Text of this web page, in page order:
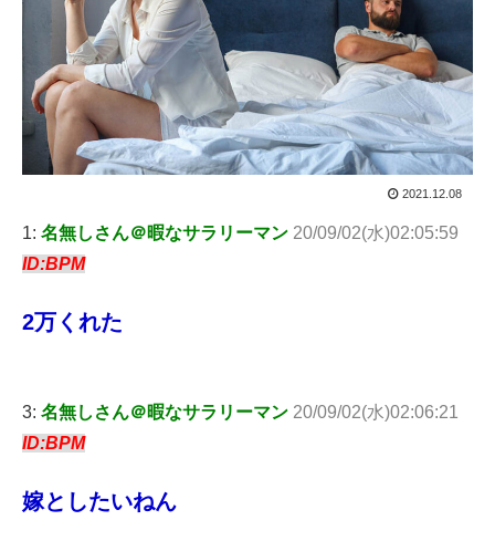
2021.12.08
1: 名無しさん＠暇なサラリーマン 20/09/02(水)02:05:59
ID:BPM
2万くれた
3: 名無しさん＠暇なサラリーマン 20/09/02(水)02:06:21
ID:BPM
嫁としたいねん